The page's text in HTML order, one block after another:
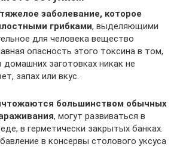
заболевание, которое
грибками, выделяющими
для человека вещество
опасность этого токсина в том,
домашних заготовках никак не
запах или вкус.
большинством обычных
, могут развиваться в
в герметически закрытых банках.
в консервы столового уксуса